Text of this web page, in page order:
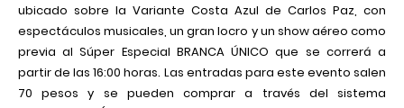
ubicado sobre la Variante Costa Azul de Carlos Paz, con
espectáculos musicales, un gran locro y un show aéreo como
previa al Súper Especial BRANCA ÚNICO que se correrá a
partir de las 16:00 horas. Las entradas para este evento salen
70 pesos y se pueden comprar a través del sistema